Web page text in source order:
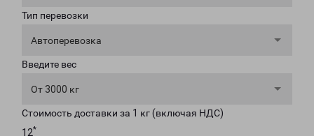
Тип перевозки
Автоперевозка
Введите вес
От 3000 кг
Стоимость доставки за 1 кг (включая НДС)
12*